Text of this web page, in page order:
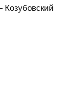
Козубовский